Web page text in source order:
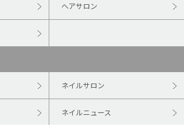
ヘアサロン
ネイルサロン
ネイルニュース